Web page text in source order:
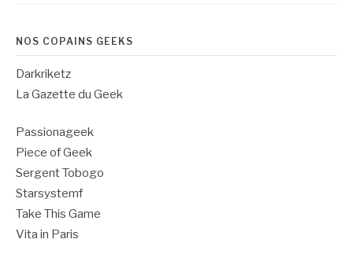
NOS COPAINS GEEKS
Darkriketz
La Gazette du Geek
Passionageek
Piece of Geek
Sergent Tobogo
Starsystemf
Take This Game
Vita in Paris